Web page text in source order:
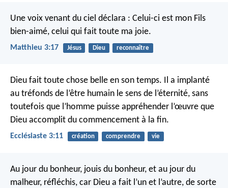
Une voix venant du ciel déclara : Celui-ci est mon Fils
bien-aimé, celui qui fait toute ma joie.
Matthieu 3:17 Jésus Dieu reconnaître
Dieu fait toute chose belle en son temps. Il a implanté
au tréfonds de l’être humain le sens de l’éternité, sans
toutefois que l’homme puisse appréhender l’œuvre que
Dieu accomplit du commencement à la fin.
Ecclésiaste 3:11 création comprendre vie
Au jour du bonheur, jouis du bonheur, et au jour du
malheur, réfléchis, car Dieu a fait l’un et l’autre, de sorte